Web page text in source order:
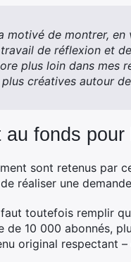
motivé de montrer,
de réflexion et
plus loin dans mes
créatives autour
au fonds
sont retenus par
réaliser une
toutefois remplir
de 10 000 abonnés,
original respectant